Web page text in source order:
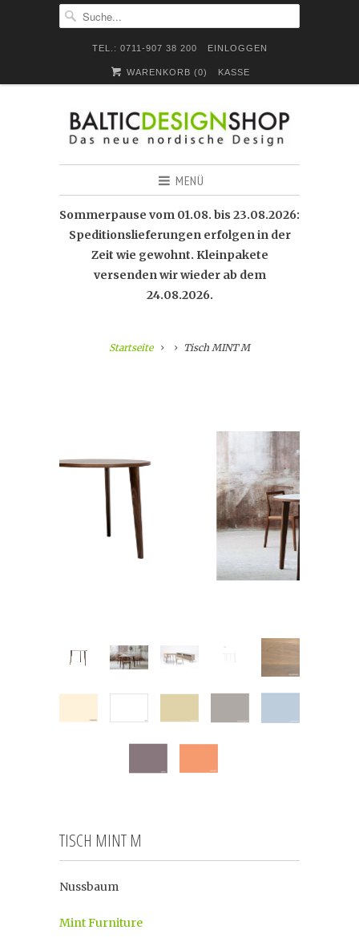
TEL.: 0711-907 38 200 EINLOGGEN
WARENKORB (0) KASSE
MENÜ
Sommerpause vom 01.08. bis 23.08.2026:
Speditionslieferungen erfolgen in der
Zeit wie gewohnt. Kleinpakete
versenden wir wieder ab dem
24.08.2026.
Startseite Tisch MINT M
TISCH MINT M
Nussbaum
Mint Furniture